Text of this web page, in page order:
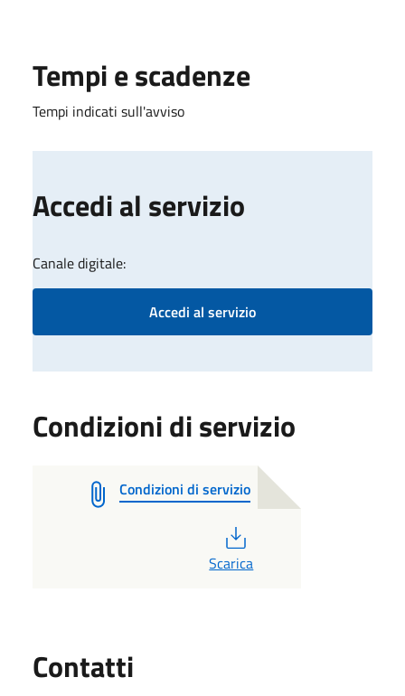
Tempi e scadenze
Tempi indicati sull'avviso
Accedi al servizio
Canale digitale:
Accedi al servizio
Condizioni di servizio
Condizioni di servizio
Scarica
Contatti